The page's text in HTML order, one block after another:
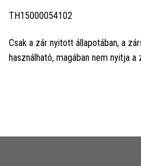
TH15000054102
Csak a zár nyitott állapotában, a
használható, magában nem nyitja a